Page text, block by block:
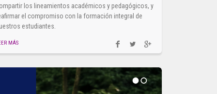
los lineamientos académicos y pedagógicos, y
el compromiso con la formación integral de
estudiantes.
MÁS